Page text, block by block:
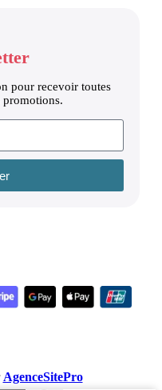
pour recevoir toutes
promotions.
AgenceSitePro